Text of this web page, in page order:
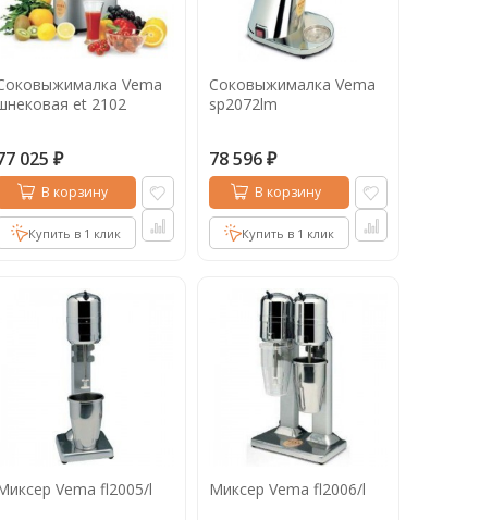
Vema
et 2102
025 ₽
В корзину
Купить в 1 клик
Соковыжималка Vema
sp2072lm
78 596 ₽
В корзину
Купить в 1 клик
Vema fl2005/l Миксер Vema fl2006/l